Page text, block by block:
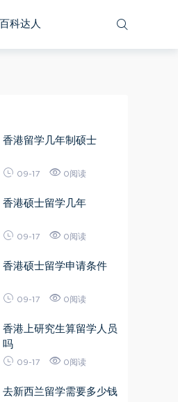
百科达人
香港留学几年制硕士
09-17 0阅读
香港硕士留学几年
09-17 0阅读
香港硕士留学申请条件
09-17 0阅读
香港上研究生算留学人员
吗
09-17 0阅读
去新西兰留学需要多少钱